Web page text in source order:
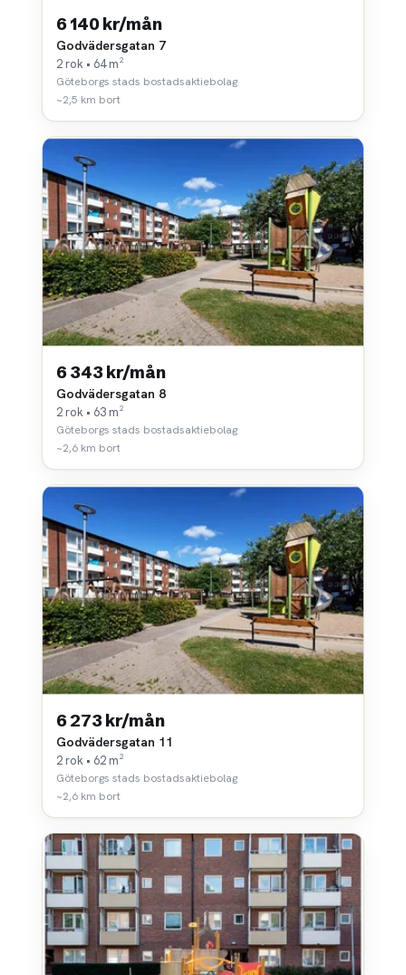
6 140 kr/mån
Godvädersgatan 7
2 rok • 64 m²
Göteborgs stads bostadsaktiebolag
~2,5 km bort
6 343 kr/mån
Godvädersgatan 8
2 rok • 63 m²
Göteborgs stads bostadsaktiebolag
~2,6 km bort
6 273 kr/mån
Godvädersgatan 11
2 rok • 62 m²
Göteborgs stads bostadsaktiebolag
~2,6 km bort